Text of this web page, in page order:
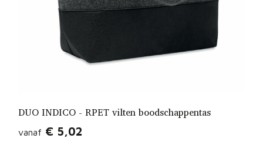
DUO INDICO - RPET vilten boodschappentas
vanaf € 5,02